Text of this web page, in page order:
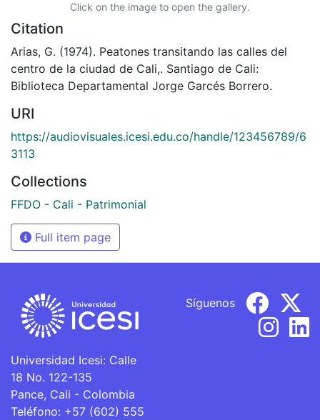
Click on the image to open the gallery.
Citation
Arias, G. (1974). Peatones transitando las calles del
centro de la ciudad de Cali,. Santiago de Cali:
Biblioteca Departamental Jorge Garcés Borrero.
URI
https://audiovisuales.icesi.edu.co/handle/123456789/6
3113
Collections
FFDO - Cali - Patrimonial
Full item page
Universidad Icesi: Calle
18 No. 122-135
Pance, Cali - Colombia
Teléfono: +57 (602) 555
Síguenos